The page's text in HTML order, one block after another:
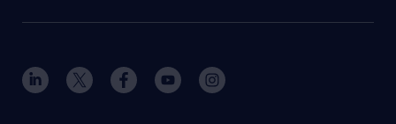
Unsere Historie
Nutzungsbestimmungen
Widerrufsformular